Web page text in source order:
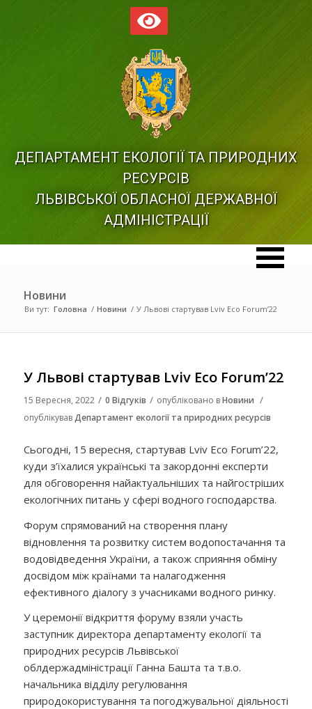
ДЕПАРТАМЕНТ ЕКОЛОГІЇ ТА ПРИРОДНИХ
РЕСУРСІВ
ЛЬВІВСЬКОЇ ОБЛАСНОЇ ДЕРЖАВНОЇ
АДМІНІСТРАЦІЇ
Новини
Ви тут: Головна / Новини / У Львові стартував Lviv Eco Forum’22
У Львові стартував Lviv Eco Forum’22
15 Вересня, 2022 / 0 Відгуків / опубліковано вНовини /
опублікувавДепартамент екології та природних ресурсів
Сьогодні, 15 вересня, стартував Lviv Eco Forum’22,
куди з’їхалися українські та закордонні експерти
для обговорення найактуальніших та найгостріших
екологічних питань у сфері водного господарства.
Форум спрямований на створення плану
відновлення та розвитку систем водопостачання та
водовідведення України, а також сприяння обміну
досвідом між країнами та налагодження
ефективного діалогу з учасниками водного ринку.
У церемонії відкриття форуму взяли участь
заступник директора департаменту екології та
природних ресурсів Львівської
облдержадміністрації Ганна Башта та т.в.о.
начальника відділу регулювання
природокористування та погоджувальної діяльності